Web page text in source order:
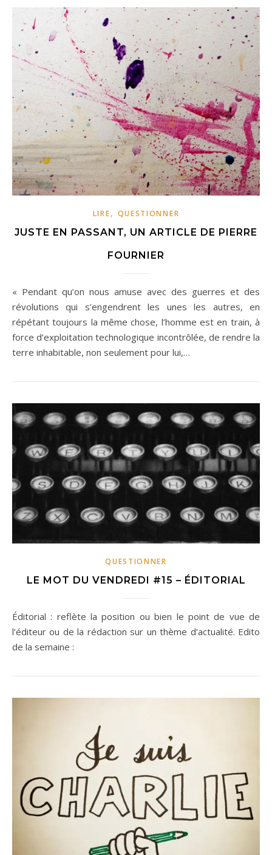
LIRE, QUESTIONNER
JUSTE EN PASSANT, UN ARTICLE DE PIERRE
FOURNIER
« Pendant qu’on nous amuse avec des guerres et des
révolutions qui s’engendrent les unes les autres, en
répétant toujours la même chose, l’homme est en train, à
force d’exploitation technologique incontrôlée, de rendre la
terre inhabitable, non seulement pour lui,…
QUESTIONNER
LE MOT DU VENDREDI #15 – ÉDITORIAL
Éditorial : reflète la position ou bien le point de vue de
l’éditeur ou de la rédaction sur un thème d’actualité. Edito
de la semaine :